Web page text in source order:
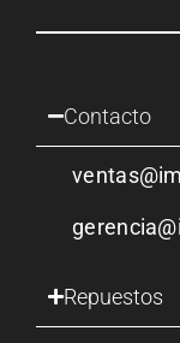
Contacto
Repuestos